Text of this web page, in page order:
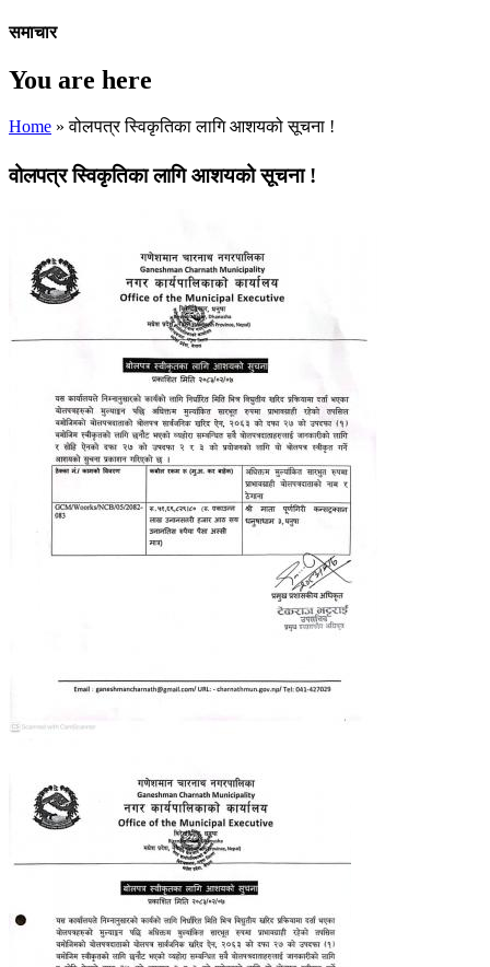
समाचार
You are here
Home » वोलपत्र स्विकृतिका लागि आशयको सूचना !
वोलपत्र स्विकृतिका लागि आशयको सूचना !